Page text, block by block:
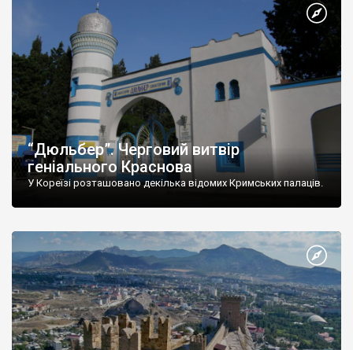
“Дюльбер”. Черговий витвір
геніального Краснова
У Кореїзі розташовано декілька відомих Кримських палаців.